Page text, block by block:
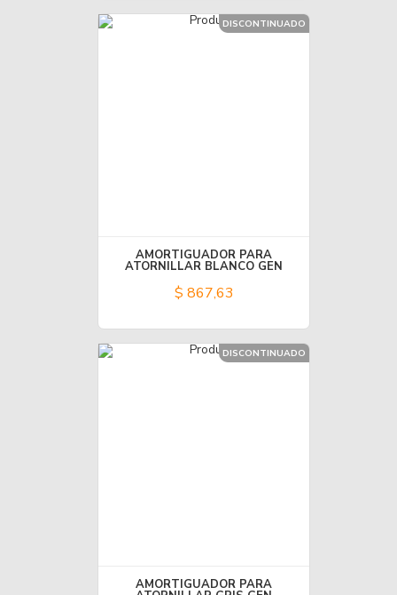
DISCONTINUADO
AMORTIGUADOR PARA
ATORNILLAR BLANCO GEN
$ 867,63
DISCONTINUADO
AMORTIGUADOR PARA